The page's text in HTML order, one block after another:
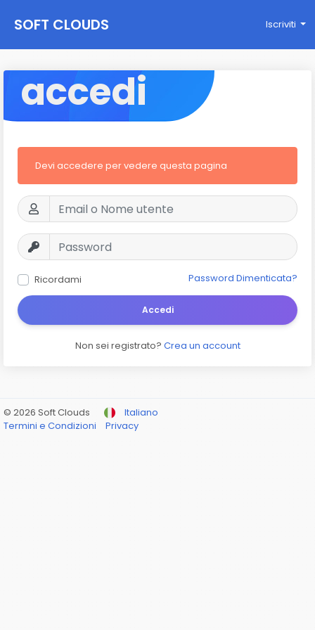
SOFT CLOUDS Iscriviti
accedi
Devi accedere per vedere questa pagina
Ricordami Password Dimenticata?
Accedi
Non sei registrato? Crea un account
© 2026 Soft Clouds
Italiano
Termini e Condizioni
Privacy